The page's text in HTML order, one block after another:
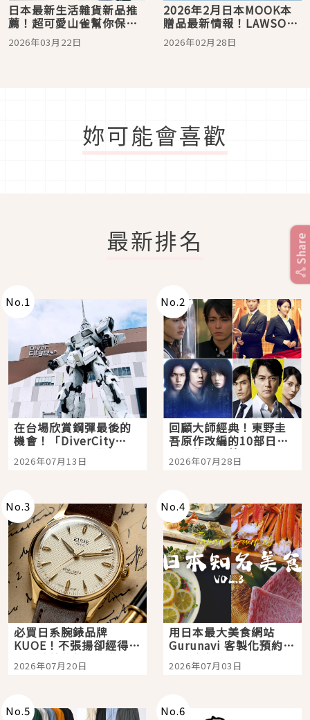
日本最新生活雜貨新品推
薦！超可愛山雀幫你保護
行李輪子
2026年03月22日
2026年2月日本MOOK本
贈品最新情報！LAWSON
雜貨、Y1000抱枕讓人好
想帶回家
2026年02月28日
妳可能會喜歡
最新排名
No.1
在台場欣賞鋼彈最後的
機會！「DiverCity
Tokyo Plaza」搭船、
購物、美食及夜景，一
2026年07月13日
No.2
回顧大師經典！東野圭
吾原作改編的10部日本
影視作品推薦
2026年07月28日
No.3
必買日系腕錶品牌
KUOE！不張揚卻經得起
時間洗鍊的經典之作五
選
2026年07月20日
No.4
用日本最大美食網站
Gurunavi 客製化預約九
大都市餐廳，打造專屬
美食體驗！
2026年07月03日
No.5 No.6
Share